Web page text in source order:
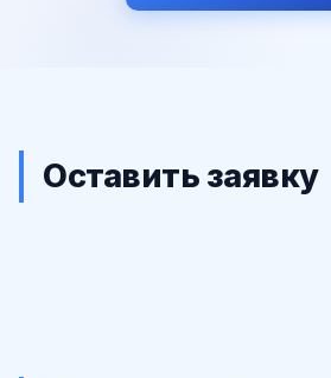
Оставить заявку